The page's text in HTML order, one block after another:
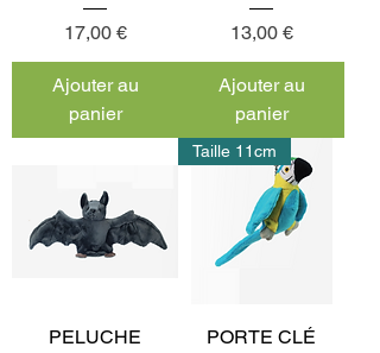
Prix
17,00 €
Ajouter au
panier
Prix
13,00 €
Ajouter au
panier
PELUCHE
Taille 11cm
PORTE CLÉ